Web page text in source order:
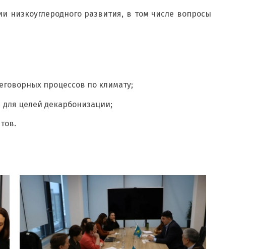
развития, в том числе вопросы
процессов по климату;
целей декарбонизации;